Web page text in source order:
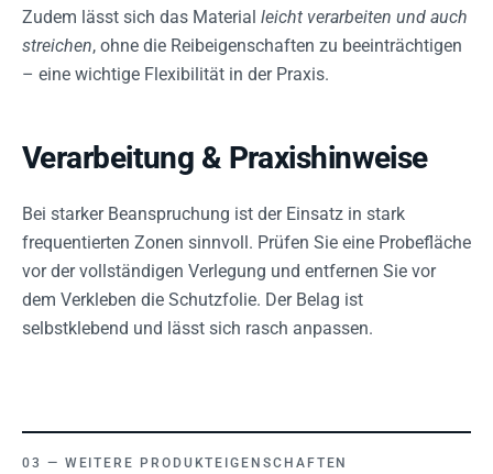
Zudem lässt sich das Material leicht verarbeiten und auch
streichen, ohne die Reibeigenschaften zu beeinträchtigen
– eine wichtige Flexibilität in der Praxis.
Verarbeitung & Praxishinweise
Bei starker Beanspruchung ist der Einsatz in stark
frequentierten Zonen sinnvoll. Prüfen Sie eine Probefläche
vor der vollständigen Verlegung und entfernen Sie vor
dem Verkleben die Schutzfolie. Der Belag ist
selbstklebend und lässt sich rasch anpassen.
WEITERE PRODUKTEIGENSCHAFTEN